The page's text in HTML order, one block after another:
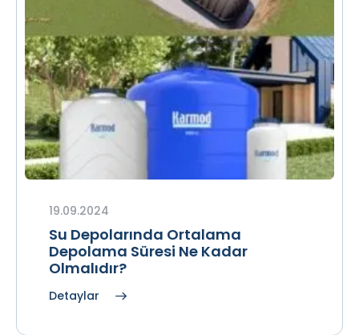
19.09.2024
Su Depolarında Ortalama
Depolama Süresi Ne Kadar
Olmalıdır?
Detaylar